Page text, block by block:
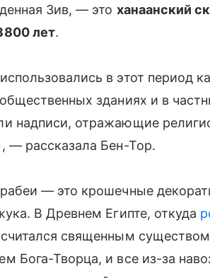
Зив, — это ханаанский
лет.
в этот период
зданиях и в
надписи, отражающие
— рассказала Бен-Тор.
— это крошечные
В Древнем Египте, откуда
считался священным
Бога-Творца, и все из-за